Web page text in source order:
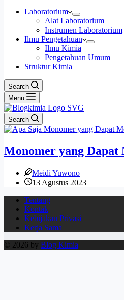
Laboratorium
Alat Laboratorium
Instrumen Laboratorium
Ilmu Pengetahuan
Ilmu Kimia
Pengetahuan Umum
Struktur Kimia
Search
Menu
Search
Monomer yang Dapat
Meidi Yuwono
13 Agustus 2023
Tentang
Kontak
Kebijakan Privasi
Kerja Sama
© 2026 by Blog Kimia